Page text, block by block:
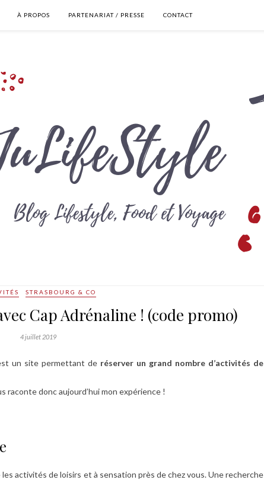
À PROPOS PARTENARIAT / PRESSE CONTACT
STRASBOURG & CO
Cap Adrénaline ! (code promo)
4 juillet 2019
un site permettant de réserver un grand nombre d’activités de
raconte donc aujourd’hui mon expérience !
activités de loisirs et à sensation près de chez vous. Une recherche